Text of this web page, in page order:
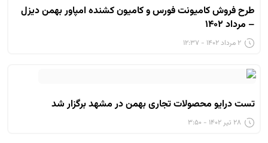
طرح فروش کامیونت فورس و کامیون کشنده امپاور بهمن دیزل
– مرداد ۱۴۰۲
۲ مرداد ۱۴۰۲ - ۱۲:۳۷
تست درایو محصولات تجاری بهمن در مشهد برگزار شد
۲۸ تیر ۱۴۰۲ - ۳:۵۰